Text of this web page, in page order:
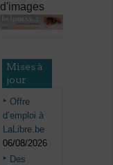
d'images
Mises à
jour
Offre
d’emploi à
LaLibre.be
06/08/2026
Des